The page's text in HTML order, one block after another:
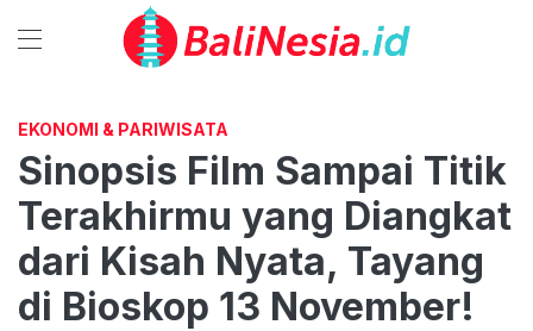
EKONOMI & PARIWISATA
Sinopsis Film Sampai Titik
Terakhirmu yang Diangkat
dari Kisah Nyata, Tayang
di Bioskop 13 November!